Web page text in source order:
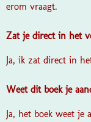
erom vraagt.
Zat je direct in het
Ja, ik zat direct in
Weet dit boek je
Ja, het boek weet je